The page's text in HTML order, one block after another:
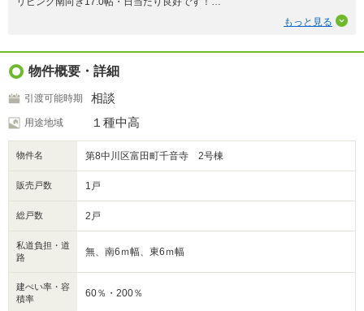
『大容量収納』
全居室収納付き、ウォークインクローゼット、ファミリークローゼット、パ
ントリー、廊下収納、シューズクローゼットもあるため収納スペースには困
りません！
◆設備仕様◆
鍵の開け閉めが楽な電子キーを採用！
『耐震等級3』
地震保険に半額で入ることができます！！
結露やカビのリスクが減り、家の健康寿命が長くなる複層ガラスを採用！
もっと見る
物件概要・詳細
引渡可能時期 相談
用途地域 １種中高
物件名 第8中川区富田町千音寺 2号棟
販売戸数 1戸
総戸数 2戸
私道負担・道
路
無、南6ｍ幅、東6ｍ幅
建ぺい率・容
積率
60％・200％